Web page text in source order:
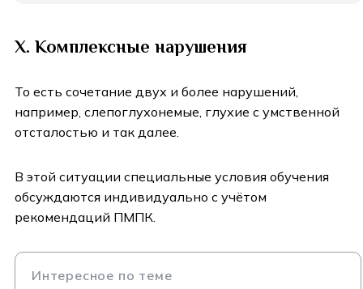
X. Комплексные нарушения
То есть сочетание двух и более нарушений,
например, слепоглухонемые, глухие с умственной
отсталостью и так далее.
В этой ситуации специальные условия обучения
обсуждаются индивидуально с учётом
рекомендаций ПМПК.
Интересное по теме